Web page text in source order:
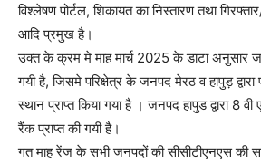
विश्लेषण पोर्टल, शिकायत का निस्तारण तथा
आदि प्रमुख है।
उक्त के क्रम मे माह मार्च 2025 के डाटा अनुसार
गयी है, जिसमे परिक्षेत्र के जनपद मेरठ व हापुड़
स्थान प्राप्त किया गया है । जनपद हापुड द्वारा 8 वी
रैंक प्राप्त की गयी है।
गत माह रेंज के सभी जनपदों की सीसीटीएनएस की